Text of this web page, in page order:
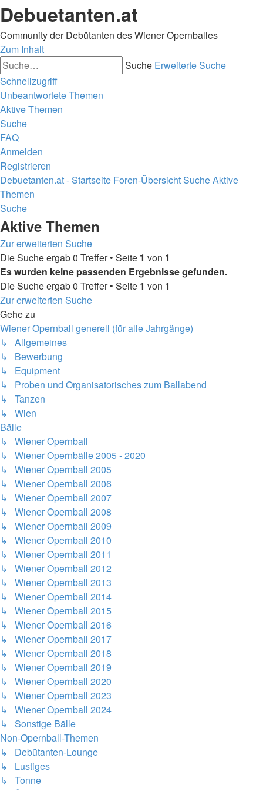
Debuetanten.at
Community der Debütanten des Wiener Opernballes
Zum Inhalt
Suche Erweiterte Suche
Schnellzugriff
Unbeantwortete Themen
Aktive Themen
Suche
FAQ
Anmelden
Registrieren
Debuetanten.at - Startseite Foren-ÜbersichtSucheAktive
Themen
Suche
Aktive Themen
Zur erweiterten Suche
Die Suche ergab 0 Treffer • Seite 1 von 1
Es wurden keine passenden Ergebnisse gefunden.
Die Suche ergab 0 Treffer • Seite 1 von 1
Zur erweiterten Suche
Gehe zu
Wiener Opernball generell (für alle Jahrgänge)
↳ Allgemeines
↳ Bewerbung
↳ Equipment
↳ Proben und Organisatorisches zum Ballabend
↳ Tanzen
↳ Wien
Bälle
↳ Wiener Opernball
↳ Wiener Opernbälle 2005 - 2020
↳ Wiener Opernball 2005
↳ Wiener Opernball 2006
↳ Wiener Opernball 2007
↳ Wiener Opernball 2008
↳ Wiener Opernball 2009
↳ Wiener Opernball 2010
↳ Wiener Opernball 2011
↳ Wiener Opernball 2012
↳ Wiener Opernball 2013
↳ Wiener Opernball 2014
↳ Wiener Opernball 2015
↳ Wiener Opernball 2016
↳ Wiener Opernball 2017
↳ Wiener Opernball 2018
↳ Wiener Opernball 2019
↳ Wiener Opernball 2020
↳ Wiener Opernball 2023
↳ Wiener Opernball 2024
↳ Sonstige Bälle
Non-Opernball-Themen
↳ Debütanten-Lounge
↳ Lustiges
↳ Tonne